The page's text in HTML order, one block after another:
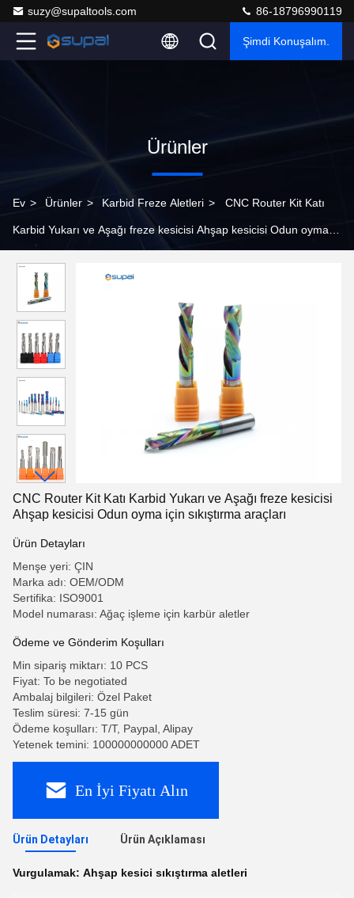
suzy@supaltools.com 86-18796990119
Şimdi Konuşalım.
Ürünler
Ev > Ürünler > Karbid Freze Aletleri > CNC Router Kit Katı
Karbid Yukarı ve Aşağı freze kesicisi Ahşap kesicisi Odun oyma
CNC Router Kit Katı Karbid Yukarı ve Aşağı freze kesicisi
Ahşap kesicisi Odun oyma için sıkıştırma araçları
Ürün Detayları
Menşe yeri: ÇIN
Marka adı: OEM/ODM
Sertifika: ISO9001
Model numarası: Ağaç işleme için karbür aletler
Ödeme ve Gönderim Koşulları
Min sipariş miktarı: 10 PCS
Fiyat: To be negotiated
Ambalaj bilgileri: Özel Paket
Teslim süresi: 7-15 gün
Ödeme koşulları: T/T, Paypal, Alipay
Yetenek temini: 100000000000 ADET
En İyi Fiyatı Alın
Ürün Detayları Ürün Açıklaması
Vurgulamak: Ahşap kesici sıkıştırma aletleri